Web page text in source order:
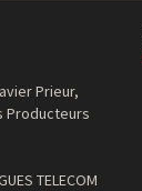
Prieur,
Producteurs
TELECOM